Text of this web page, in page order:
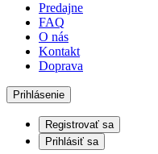
Predajne
FAQ
O nás
Kontakt
Doprava
Prihlásenie
Registrovať sa
Prihlásiť sa